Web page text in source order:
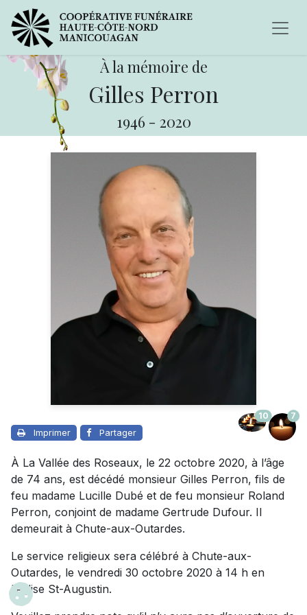
À la mémoire de
Gilles Perron
1946 - 2020
Imprimer Partager
10 7
À La Vallée des Roseaux, le 22 octobre 2020, à l’âge
de 74 ans, est décédé monsieur Gilles Perron, fils de
feu madame Lucille Dubé et de feu monsieur Roland
Perron, conjoint de madame Gertrude Dufour. Il
demeurait à Chute-aux-Outardes.
Le service religieux sera célébré à Chute-aux-
Outardes, le vendredi 30 octobre 2020 à 14 h en
l’église St-Augustin.